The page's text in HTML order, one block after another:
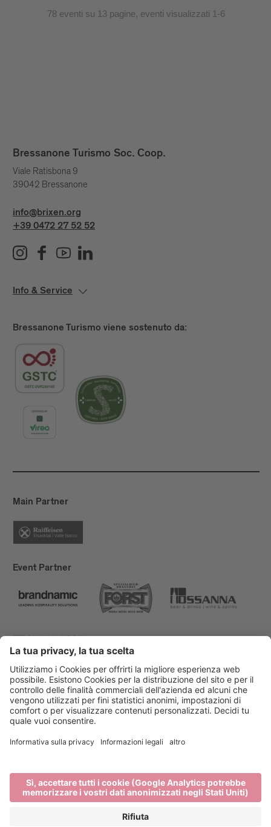
78 eventi su 13 pagine, eventi visualizzati 1-6
Bressanone Turismo Soc. Coop.
Viale Ratisbona 9
39042 Bressanone
info@brixen.org
+39 0472 27 52 52
Info & Service
Bressanone Turismo viene sostenuto da:
Main Partner
Event Partner
Bressanone Turismo
Privacy
Note legali
Finanziamenti
Mappa del sito
Cookie-Einstellungen